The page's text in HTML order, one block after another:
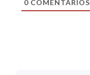
0COMENTARIOS